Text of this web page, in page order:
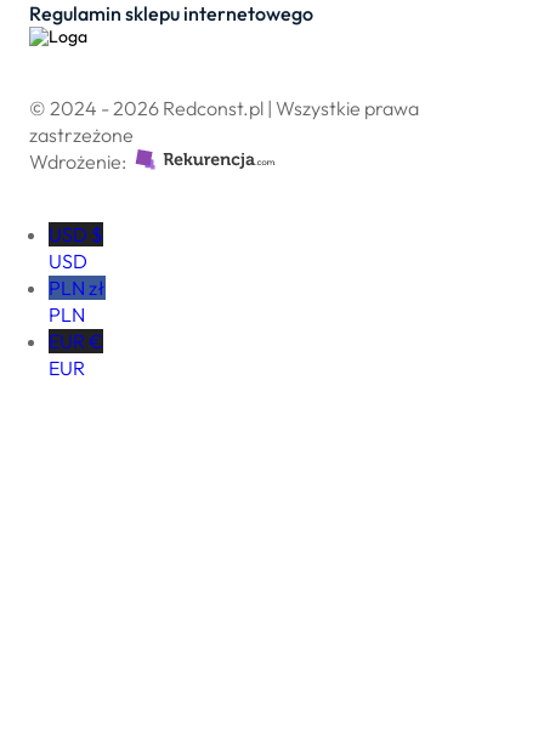
Regulamin sklepu internetowego
© 2024 - 2026 Redconst.pl | Wszystkie prawa
zastrzeżone
Wdrożenie:
USD $
USD
PLN zł
PLN
EUR €
EUR